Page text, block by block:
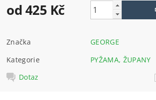
od 425 Kč
Značka
GEORGE
Kategorie
PYŽAMA, ŽUPANY
Dotaz